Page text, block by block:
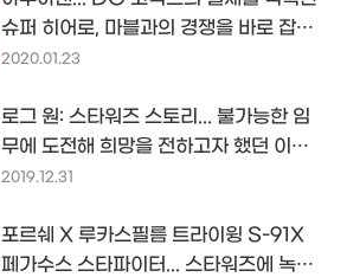
슈퍼 히어로, 마블과의 경쟁을 바로 잡을
균형자가 될 수 있을까?
2020.01.23
로그 원: 스타워즈 스토리... 불가능한 임
무에 도전해 희망을 전하고자 했던 이름
없는 영웅들의 이야기...
2019.12.31
포르쉐 X 루카스필름 트라이윙 S-91X
페가수스 스타파이터... 스타워즈에 녹아